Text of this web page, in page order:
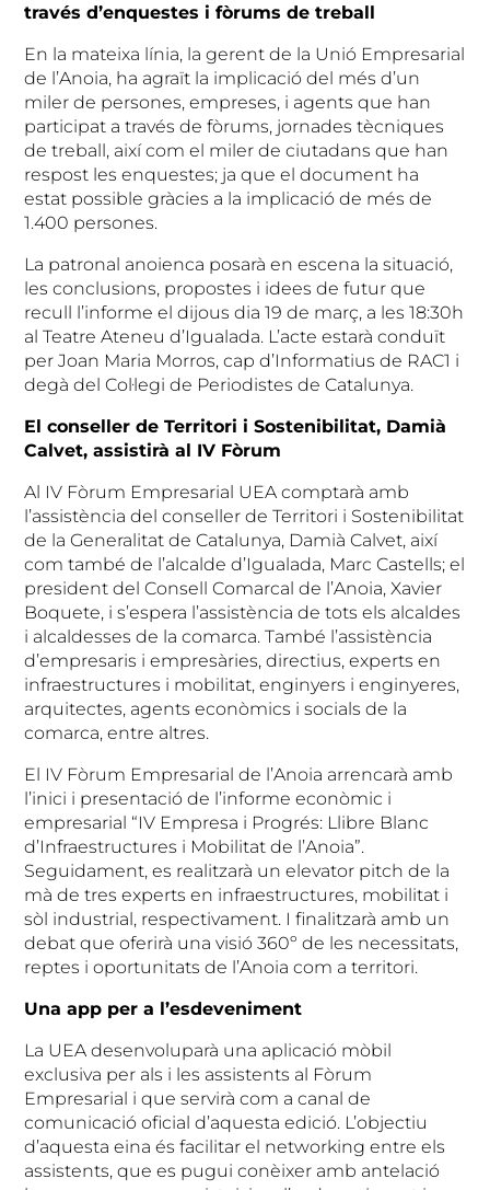
través d’enquestes i fòrums de treball
En la mateixa línia, la gerent de la Unió Empresarial
de l’Anoia, ha agraït la implicació del més d’un
miler de persones, empreses, i agents que han
participat a través de fòrums, jornades tècniques
de treball, així com el miler de ciutadans que han
respost les enquestes; ja que el document ha
estat possible gràcies a la implicació de més de
1.400 persones.
La patronal anoienca posarà en escena la situació,
les conclusions, propostes i idees de futur que
recull l’informe el dijous dia 19 de març, a les 18:30h
al Teatre Ateneu d’Igualada. L’acte estarà conduït
per Joan Maria Morros, cap d’Informatius de RAC1 i
degà del Col·legi de Periodistes de Catalunya.
El conseller de Territori i Sostenibilitat, Damià
Calvet, assistirà al IV Fòrum
Al IV Fòrum Empresarial UEA comptarà amb
l’assistència del conseller de Territori i Sostenibilitat
de la Generalitat de Catalunya, Damià Calvet, així
com també de l’alcalde d’Igualada, Marc Castells; el
president del Consell Comarcal de l’Anoia, Xavier
Boquete, i s’espera l’assistència de tots els alcaldes
i alcaldesses de la comarca. També l’assistència
d’empresaris i empresàries, directius, experts en
infraestructures i mobilitat, enginyers i enginyeres,
arquitectes, agents econòmics i socials de la
comarca, entre altres.
El IV Fòrum Empresarial de l’Anoia arrencarà amb
l’inici i presentació de l’informe econòmic i
empresarial “IV Empresa i Progrés: Llibre Blanc
d’Infraestructures i Mobilitat de l’Anoia”.
Seguidament, es realitzarà un elevator pitch de la
mà de tres experts en infraestructures, mobilitat i
sòl industrial, respectivament. I finalitzarà amb un
debat que oferirà una visió 360º de les necessitats,
reptes i oportunitats de l’Anoia com a territori.
Una app per a l’esdeveniment
La UEA desenvoluparà una aplicació mòbil
exclusiva per als i les assistents al Fòrum
Empresarial i que servirà com a canal de
comunicació oficial d’aquesta edició. L’objectiu
d’aquesta eina és facilitar el networking entre els
assistents, que es pugui conèixer amb antelació